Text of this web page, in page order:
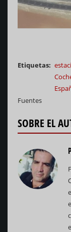
Etiquetas
Fuentes
SOBRE EL